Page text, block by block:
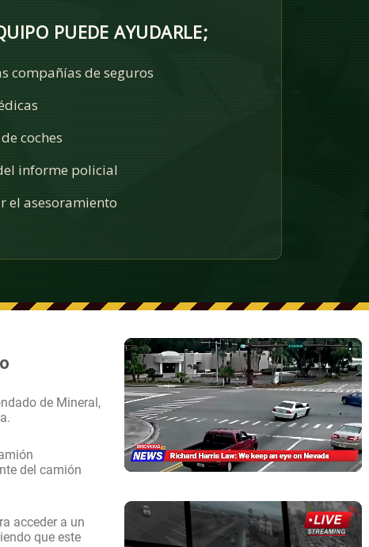
PUEDE AYUDARLE;
compañías de seguros
coches
informe policial
el asesoramiento
de Mineral,
del camión
acceder a un
que este